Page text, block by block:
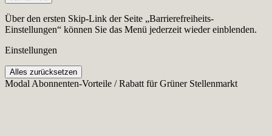
Über den ersten Skip-Link der Seite „Barrierefreiheits-
Einstellungen“ können Sie das Menü jederzeit wieder einblenden.
Einstellungen
Alles zurücksetzen
Modal Abonnenten-Vorteile / Rabatt für Grüner Stellenmarkt